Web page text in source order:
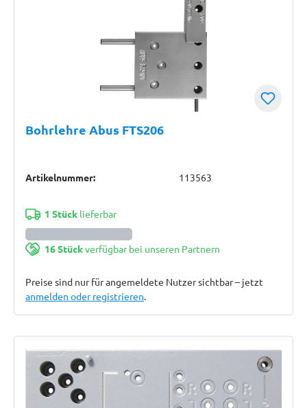
Bohrlehre Abus FTS206
Artikelnummer: 113563
1 Stücklieferbar
16 Stückverfügbar bei unseren Partnern
Preise sind nur für angemeldete Nutzer sichtbar – jetzt
anmelden oder registrieren.